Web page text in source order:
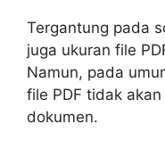
Tergantung pada
juga ukuran file
Namun, pada
file PDF tidak
dokumen.